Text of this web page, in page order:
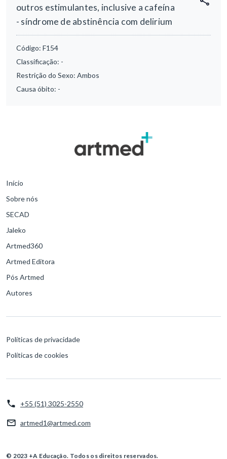
outros estimulantes, inclusive a cafeína
- síndrome de abstinência com delirium
Código: F154
Classificação: -
Restrição do Sexo: Ambos
Causa óbito: -
Início
Sobre nós
SECAD
Jaleko
Artmed360
Artmed Editora
Pós Artmed
Autores
Políticas de privacidade
Políticas de cookies
+55 (51) 3025-2550
artmed1@artmed.com
© 2023 +A Educação. Todos os direitos reservados.